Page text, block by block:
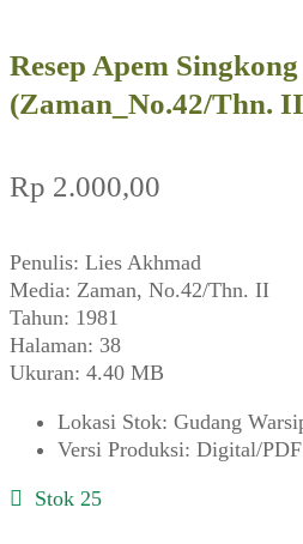
Resep Apem Singkong
(Zaman_No.42/Thn.
Rp 2.000,00
Penulis: Lies Akhmad
Media: Zaman, No.42/Thn. II
Tahun: 1981
Halaman: 38
Ukuran: 4.40 MB
Lokasi Stok: Gudang
Versi Produksi: Digital/PDF
Stok 25